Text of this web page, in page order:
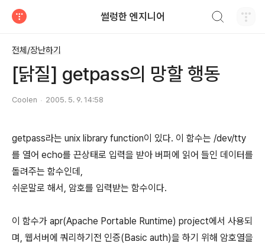
썰렁한 엔지니어
전체/장난하기
[닭질] getpass의 망할 행동
Coolen 2005. 5. 9. 14:58
getpass라는 unix library function이 있다. 이 함수는 /dev/tty
를 열어 echo를 끈상태로 입력을 받아 버퍼에 읽어 들인 데이터를
돌려주는 함수인데,
쉬운말로 해서, 암호를 입력받는 함수이다.
이 함수가 apr(Apache Portable Runtime) project에서 사용되
며, 웹서버에 쿼리하기전 인증(Basic auth)을 하기 위해 암호열을